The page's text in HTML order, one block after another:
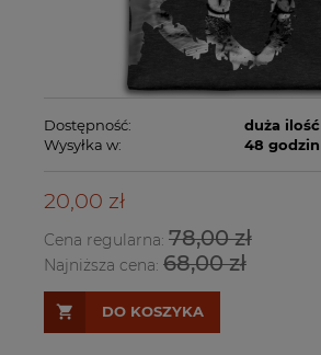
Dostępność:
duża ilość
Wysyłka w:
48 godzin
20,00 zł
Cena regularna: 78,00 zł
Najniższa cena: 68,00 zł
DO KOSZYKA